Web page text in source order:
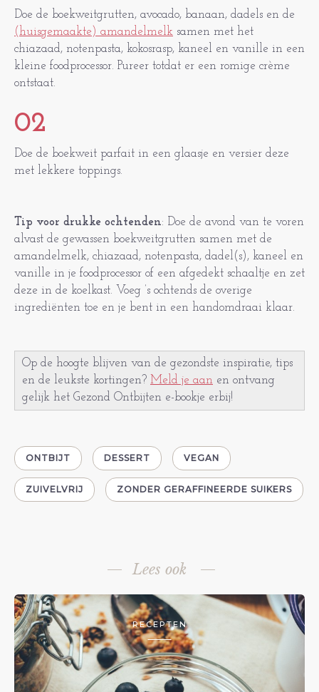
Doe de boekweitgrutten, avocado, banaan, dadels en de
(huisgemaakte) amandelmelk samen met het
chiazaad, notenpasta, kokosrasp, kaneel en vanille in een
kleine foodprocessor. Pureer totdat er een romige crème
ontstaat.
02
Doe de boekweit parfait in een glaasje en versier deze
met lekkere toppings.
Tip voor drukke ochtenden: Doe de avond van te voren
alvast de gewassen boekweitgrutten samen met de
amandelmelk, chiazaad, notenpasta, dadel(s), kaneel en
vanille in je foodprocessor of een afgedekt schaaltje en zet
deze in de koelkast. Voeg ’s ochtends de overige
ingrediënten toe en je bent in een handomdraai klaar.
Op de hoogte blijven van de gezondste inspiratie, tips
en de leukste kortingen? Meld je aan en ontvang
gelijk het Gezond Ontbijten e-bookje erbij!
ONTBIJT DESSERT VEGAN
ZUIVELVRIJ ZONDER GERAFFINEERDE SUIKERS
Lees ook
RECEPTEN